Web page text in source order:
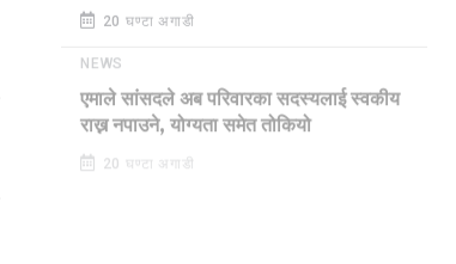
20 घण्टा अगाडी
एमाले सांसदले अब परिवारका सदस्यलाई स्वकीय
राख्न नपाउने, योग्यता समेत तोकियो